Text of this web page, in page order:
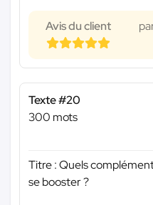
Avis du client
Texte #20
300 mots
Titre : Quels
se booster ?